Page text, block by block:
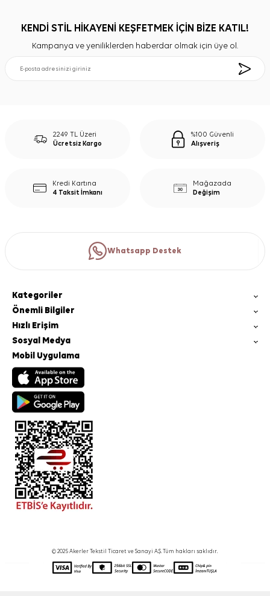
KENDİ STİL HİKAYENİ KEŞFETMEK İÇİN BİZE KATIL!
Kampanya ve yeniliklerden haberdar olmak için üye ol.
2249 TL Üzeri
Ücretsiz Kargo
%100 Güvenli
Alışveriş
Kredi Kartına
4 Taksit İmkanı
Mağazada
Değişim
Whatsapp Destek
Kategoriler
Önemli Bilgiler
Hızlı Erişim
Sosyal Medya
Mobil Uygulama
© 2025 Akerler Tekstil Ticaret ve Sanayi A.Ş. Tüm hakları saklıdır.